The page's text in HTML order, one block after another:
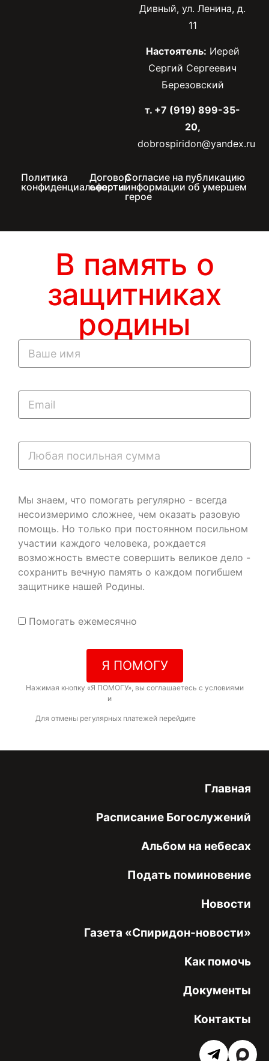
Дивный, ул. Ленина, д.
11
Настоятель: Иерей
Сергий Сергеевич
Березовский
т. +7 (919) 899-35-
20,
dobrospiridon@yandex.ru
Политика
конфиденциальности
Договор
оферты
Согласие на публикацию
информации об умершем
герое
В память о
защитниках
родины
Мы знаем, что помогать регулярно - всегда
несоизмеримо сложнее, чем оказать разовую
помощь. Но только при постоянном посильном
участии каждого человека, рождается
возможность вместе совершить великое дело -
сохранить вечную память о каждом погибшем
защитнике нашей Родины.
Помогать ежемесячно
Я ПОМОГУ
Нажимая кнопку «Я ПОМОГУ», вы соглашаетесь с условиями
и
Для отмены регулярных платежей перейдите
Главная
Расписание Богослужений
Альбом на небесах
Подать поминовение
Новости
Газета «Спиридон-новости»
Как помочь
Документы
Контакты